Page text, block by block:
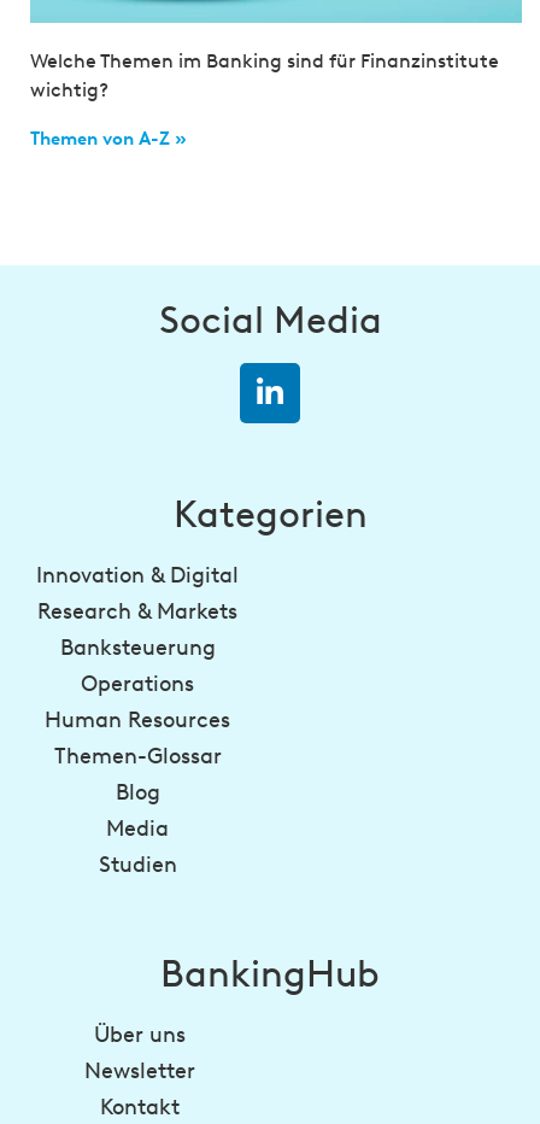
Welche Themen im Banking sind für Finanzinstitute
wichtig?
Themen von A-Z »
Social Media
Kategorien
Innovation & Digital
Research & Markets
Banksteuerung
Operations
Human Resources
Themen-Glossar
Blog
Media
Studien
BankingHub
Über uns
Newsletter
Kontakt